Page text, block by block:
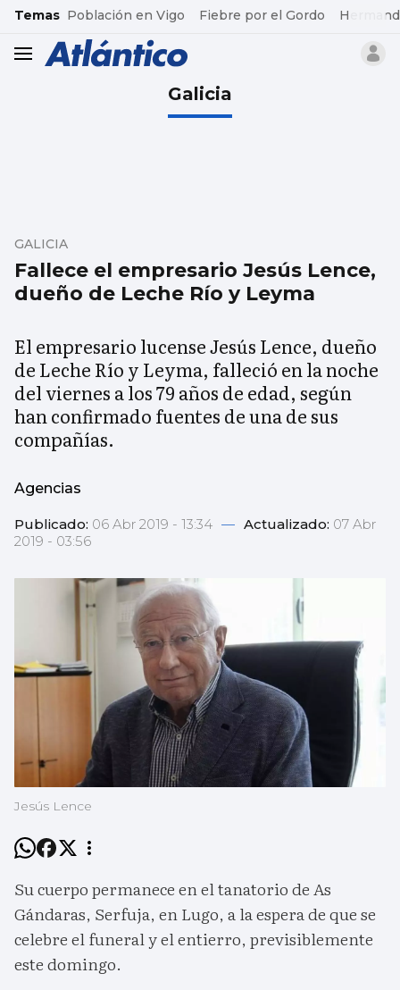
common.go-to-content
Temas Población en Vigo Fiebre por el Gordo
header.menu.open
Galicia
Fallece el empresario Jesús Lence,
dueño de Leche Río y Leyma
GALICIA
El empresario lucense Jesús Lence, dueño
de Leche Río y Leyma, falleció en la noche
del viernes a los 79 años de edad, según
han confirmado fuentes de una de sus
compañías.
Agencias
Publicado: 06 Abr 2019 - 13:34 — Actualizado: 07 Abr
2019 - 03:56
Jesús Lence
Su cuerpo permanece en el tanatorio de As
Gándaras, Serfuja, en Lugo, a la espera de que se
celebre el funeral y el entierro, previsiblemente
este domingo.